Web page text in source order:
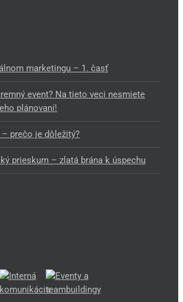
marketingu – 1. časť
event? Na tieto veci nesmiete
plánovaní!
prečo je dôležitý?
prieskum – zlatá brána k úspechu